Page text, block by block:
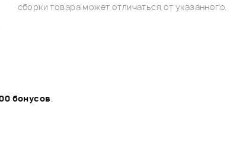
сборки товара может отличаться от указанного.
бонусов.